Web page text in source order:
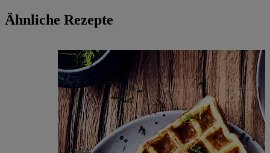
Ähnliche Rezepte